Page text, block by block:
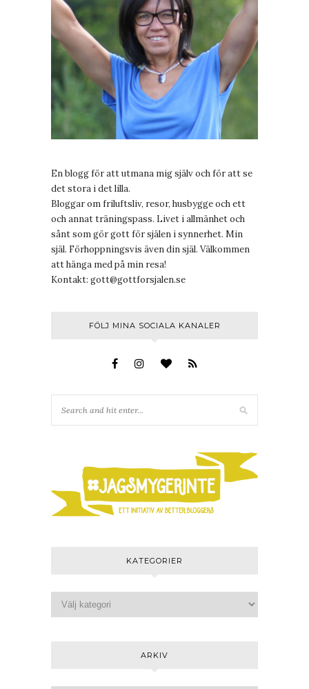
En blogg för att utmana mig själv och för att se
det stora i det lilla.
Bloggar om friluftsliv, resor, husbygge och ett
och annat träningspass. Livet i allmänhet och
sånt som gör gott för själen i synnerhet. Min
själ. Förhoppningsvis även din själ. Välkommen
att hänga med på min resa!
Kontakt: gott@gottforsjalen.se
FÖLJ MINA SOCIALA KANALER
KATEGORIER
ARKIV